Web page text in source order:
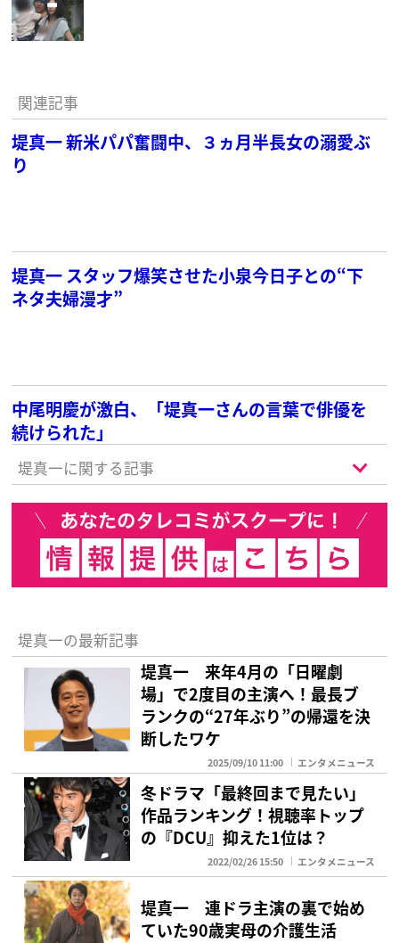
関連記事
堤真一 新米パパ奮闘中、３ヵ月半長女の溺愛ぶ
り
堤真一 スタッフ爆笑させた小泉今日子との“下
ネタ夫婦漫才”
中尾明慶が激白、「堤真一さんの言葉で俳優を
続けられた」
堤真一に関する記事
堤真一の最新記事
堤真一 来年4月の「日曜劇
場」で2度目の主演へ！最長ブ
ランクの“27年ぶり”の帰還を決
断したワケ
2025/09/10 11:00 エンタメニュース
冬ドラマ「最終回まで見たい」
作品ランキング！視聴率トップ
の『DCU』抑えた1位は？
2022/02/26 15:50 エンタメニュース
堤真一 連ドラ主演の裏で始め
ていた90歳実母の介護生活